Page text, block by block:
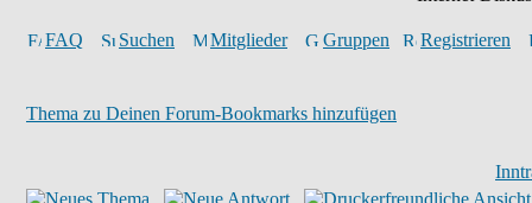
FAQ Suchen Mitglieder Gruppen Registrieren
Thema zu Deinen Forum-Bookmarks hinzufügen